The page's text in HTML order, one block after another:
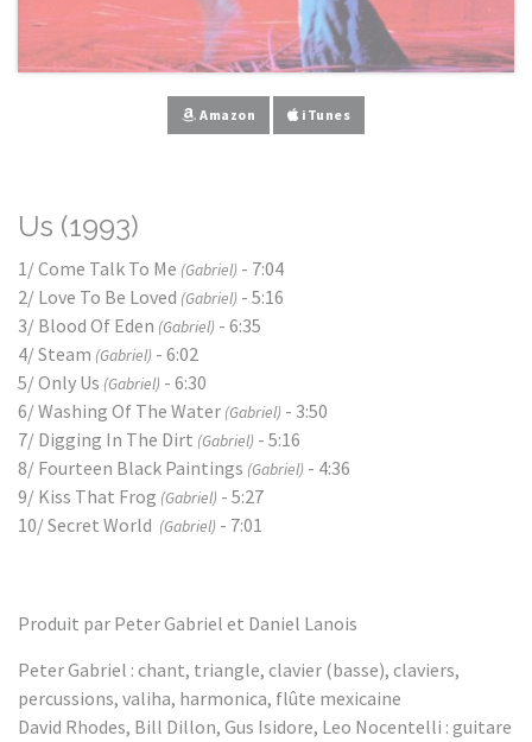
Amazon iTunes
Us (1993)
1/ Come Talk To Me (Gabriel) - 7:04
2/ Love To Be Loved (Gabriel) - 5:16
3/ Blood Of Eden (Gabriel) - 6:35
4/ Steam (Gabriel) - 6:02
5/ Only Us (Gabriel) - 6:30
6/ Washing Of The Water (Gabriel) - 3:50
7/ Digging In The Dirt (Gabriel) - 5:16
8/ Fourteen Black Paintings (Gabriel) - 4:36
9/ Kiss That Frog (Gabriel) - 5:27
10/ Secret World (Gabriel) - 7:01
Produit par Peter Gabriel et Daniel Lanois
Peter Gabriel : chant, triangle, clavier (basse), claviers,
percussions, valiha, harmonica, flûte mexicaine
David Rhodes, Bill Dillon, Gus Isidore, Leo Nocentelli : guitare